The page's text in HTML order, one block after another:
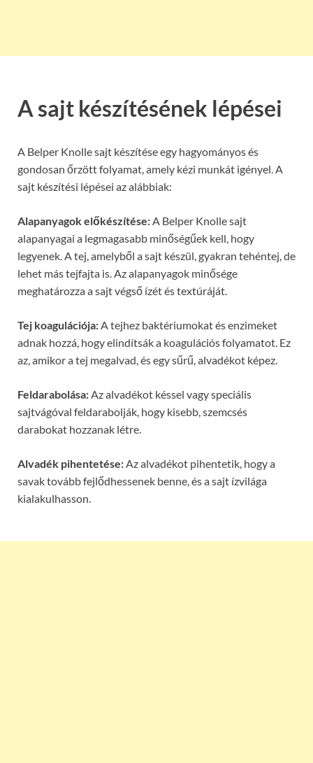
A sajt készítésének lépései
A Belper Knolle sajt készítése egy hagyományos és
gondosan őrzött folyamat, amely kézi munkát igényel. A
sajt készítési lépései az alábbiak:
Alapanyagok előkészítése: A Belper Knolle sajt
alapanyagai a legmagasabb minőségűek kell, hogy
legyenek. A tej, amelyből a sajt készül, gyakran tehéntej, de
lehet más tejfajta is. Az alapanyagok minősége
meghatározza a sajt végső ízét és textúráját.
Tej koagulációja: A tejhez baktériumokat és enzimeket
adnak hozzá, hogy elindítsák a koagulációs folyamatot. Ez
az, amikor a tej megalvad, és egy sűrű, alvadékot képez.
Feldarabolása: Az alvadékot késsel vagy speciális
sajtvágóval feldarabolják, hogy kisebb, szemcsés
darabokat hozzanak létre.
Alvadék pihentetése: Az alvadékot pihentetik, hogy a
savak tovább fejlődhessenek benne, és a sajt ízvilága
kialakulhasson.